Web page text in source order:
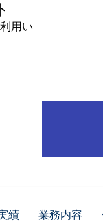
用い
績 業務内容